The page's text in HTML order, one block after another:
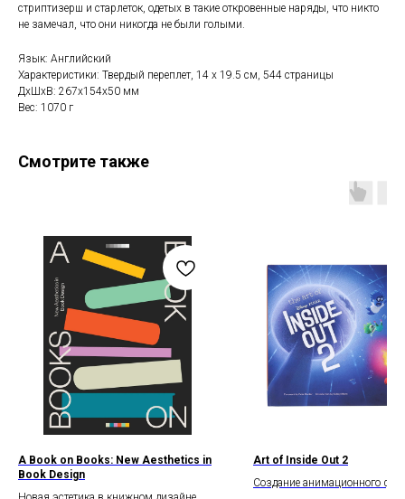
стриптизерш и старлеток, одетых в такие откровенные наряды, что никто
не замечал, что они никогда не были голыми.
Язык: Английский
Характеристики: Твердый переплет, 14 х 19.5 см, 544 страницы
ДxШxВ: 267x154x50 мм
Вес: 1070 г
Смотрите также
A Book on Books: New Aesthetics in
Book Design
Art of Inside Out 2
Создание анимационного